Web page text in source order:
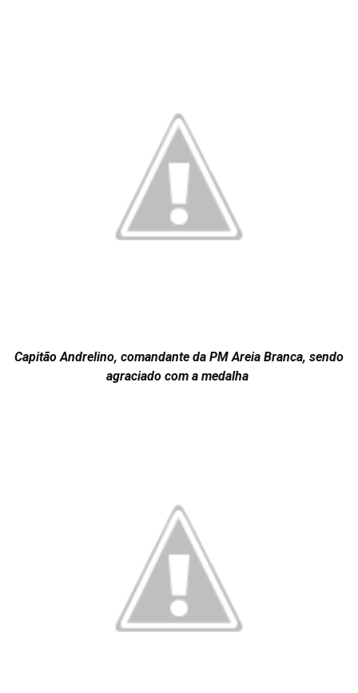
Capitão Andrelino, comandante da PM Areia Branca, sendo
agraciado com a medalha